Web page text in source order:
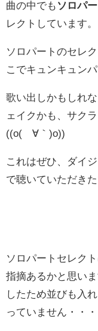
曲の中でも ソロパ
レクトしています。
ソロパートのセレ
こでキュンキュン
歌い出しかもしれ
ェイクかも、サク
((o(´∀｀)o))
これはぜひ、ダイ
で聴いていただきた
ソロパートセレク
指摘あるかと思い
したため並びも入
っていません・・・